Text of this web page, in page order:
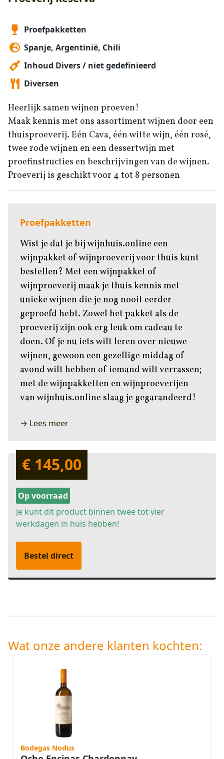
Proefpakketten
Spanje, Argentinië, Chili
Inhoud Divers / niet gedefinieerd
Diversen
Heerlijk samen wijnen proeven!
Maak kennis met ons assortiment wijnen door een
thuisproeverij. Eén Cava, één witte wijn, één rosé,
twee rode wijnen en een dessertwijn met
proefinstructies en beschrijvingen van de wijnen.
Proeverij is geschikt voor 4 tot 8 personen
Proefpakketten
Wist je dat je bij wijnhuis.online een
wijnpakket of wijnproeverij voor thuis kunt
bestellen? Met een wijnpakket of
wijnproeverij maak je thuis kennis met
unieke wijnen die je nog nooit eerder
geproefd hebt. Zowel het pakket als de
proeverij zijn ook erg leuk om cadeau te
doen. Of je nu iets wilt leren over nieuwe
wijnen, gewoon een gezellige middag of
avond wilt hebben of iemand wilt verrassen;
met de wijnpakketten en wijnproeverijen
van wijnhuis.online slaag je gegarandeerd!
→ Lees meer
€ 145,00
Op voorraad
Je kunt dit product binnen twee tot vier
werkdagen in huis hebben!
Bestel direct
Wat onze andere klanten kochten:
Bodegas Nodus